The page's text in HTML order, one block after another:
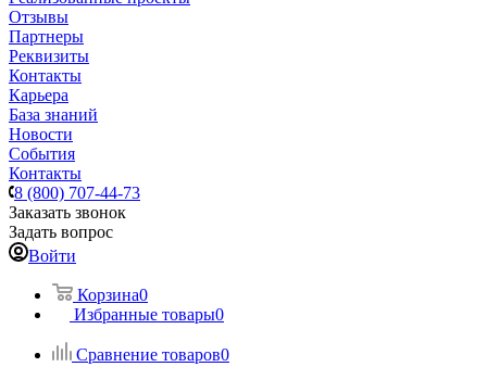
Отзывы
Партнеры
Реквизиты
Контакты
Карьера
База знаний
Новости
События
Контакты
8 (800) 707-44-73
Заказать звонок
Задать вопрос
Войти
Корзина0
Избранные товары0
Сравнение товаров0